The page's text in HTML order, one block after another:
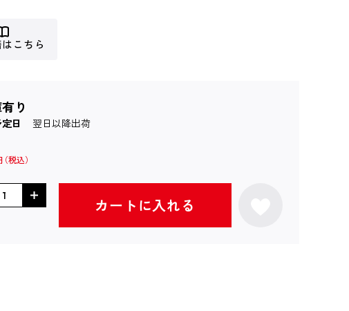
こちら
り
日 翌日以降出荷
カートに入れる